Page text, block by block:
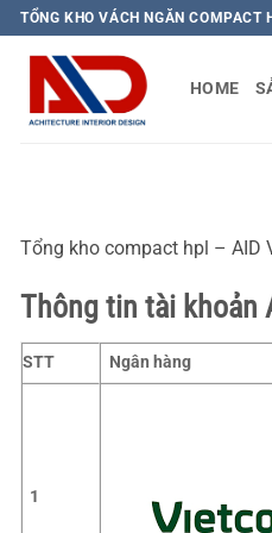
Bỏ
qua
TỔNG KHO VÁCH NGĂN COMPACT
HOME
Tổng kho compact hpl – AID
Thông tin tài khoản
STT Ngân hàng
1